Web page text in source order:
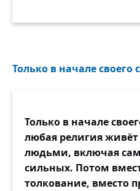
Только в начале
Только в начале
любая религия живёт
людьми, включая
сильных. Потом
толкование, вместо